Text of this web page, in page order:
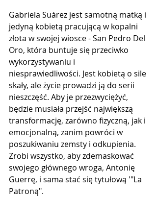
Gabriela Suárez jest samotną matką i
jedyną kobietą pracującą w kopalni
złota w swojej wiosce - San Pedro Del
Oro, która buntuje się przeciwko
wykorzystywaniu i
niesprawiedliwości. Jest kobietą o sile
skały, ale życie prowadzi ją do serii
nieszczęść. Aby je przezwyciężyć,
będzie musiała przejść największą
transformację, zarówno fizyczną, jak i
emocjonalną, zanim powróci w
poszukiwaniu zemsty i odkupienia.
Zrobi wszystko, aby zdemaskować
swojego głównego wroga, Antonię
Guerrę, i sama stać się tytułową '"La
Patroną".